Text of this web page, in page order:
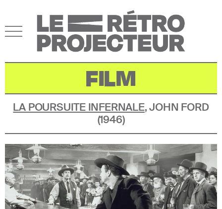
FILM
LA POURSUITE INFERNALE,JOHN FORD
(1946)